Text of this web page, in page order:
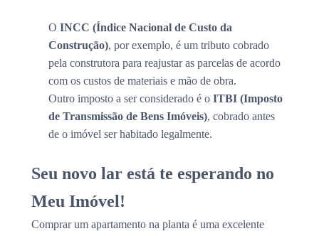
O INCC (Índice Nacional de Custo da
Construção), por exemplo, é um tributo cobrado
pela construtora para reajustar as parcelas de acordo
com os custos de materiais e mão de obra.
Outro imposto a ser considerado é o ITBI (Imposto
de Transmissão de Bens Imóveis), cobrado antes
de o imóvel ser habitado legalmente.
Seu novo lar está te esperando no
Meu Imóvel!
Comprar um apartamento na planta é uma excelente